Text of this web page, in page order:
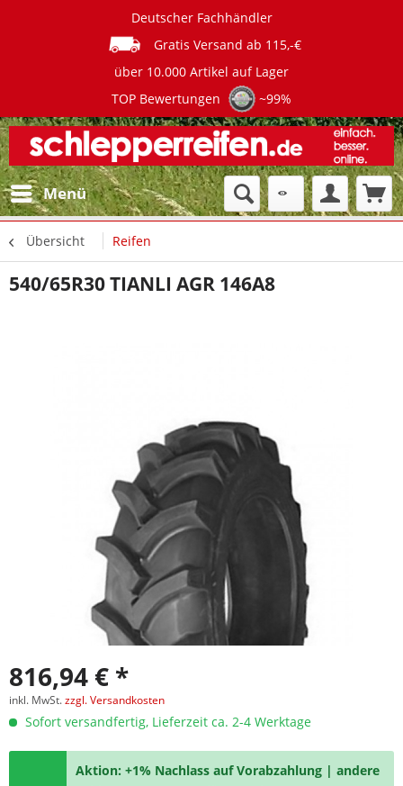
Deutscher Fachhändler
Gratis Versand ab 115,-€
über 10.000 Artikel auf Lager
TOP Bewertungen
~99%
Menü
Übersicht Reifen
540/65R30 TIANLI AGR 146A8
816,94 € *
inkl. MwSt.zzgl. Versandkosten
Sofort versandfertig, Lieferzeit ca. 2-4 Werktage
Aktion: +1% Nachlass auf Vorabzahlung | andere